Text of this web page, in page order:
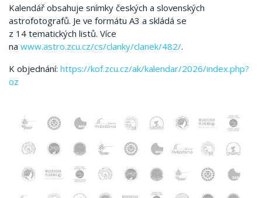
Kalendář obsahuje snímky českých a slovenských
astrofotografů. Je ve formátu A3 a skládá se
z 14 tematických listů. Více
na www.astro.zcu.cz/cs/clanky/clanek/482/.
K objednání: https://kof.zcu.cz/ak/kalendar/2026/index.php?
oz